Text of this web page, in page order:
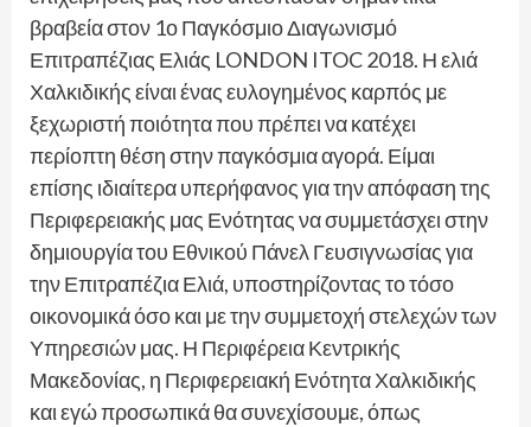
βραβεία στον 1ο Παγκόσμιο Διαγωνισμό
Επιτραπέζιας Ελιάς LONDON ITOC 2018. Η ελιά
Χαλκιδικής είναι ένας ευλογημένος καρπός με
ξεχωριστή ποιότητα που πρέπει να κατέχει
περίοπτη θέση στην παγκόσμια αγορά. Είμαι
επίσης ιδιαίτερα υπερήφανος για την απόφαση της
Περιφερειακής μας Ενότητας να συμμετάσχει στην
δημιουργία του Εθνικού Πάνελ Γευσιγνωσίας για
την Επιτραπέζια Ελιά, υποστηρίζοντας το τόσο
οικονομικά όσο και με την συμμετοχή στελεχών των
Υπηρεσιών μας. Η Περιφέρεια Κεντρικής
Μακεδονίας, η Περιφερειακή Ενότητα Χαλκιδικής
και εγώ προσωπικά θα συνεχίσουμε, όπως